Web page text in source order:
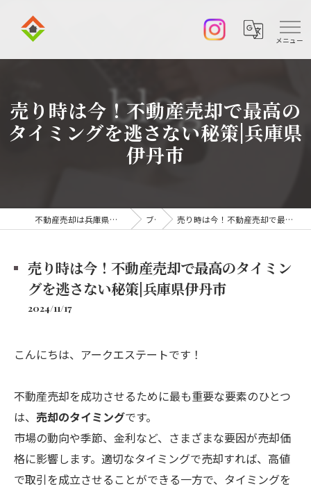
売り時は今！不動産売却で最高の
タイミングを逃さない秘策|兵庫県
伊丹市
不動産売却は兵庫県伊丹市の株式会社アークエステート ブログ 売り時は今！不動産売却で最高のタイミングを逃さない秘策|兵庫県伊丹市
売り時は今！不動産売却で最高のタイミン
グを逃さない秘策|兵庫県伊丹市
2024/11/17
こんにちは、アークエステートです！
不動産売却を成功させるために最も重要な要素のひとつ
は、 売却のタイミングです。
市場の動向や季節、金利など、さまざまな要因が売却価
格に影響します。適切なタイミングで売却すれば、高値
で取引を成立させることができる一方で、タイミングを